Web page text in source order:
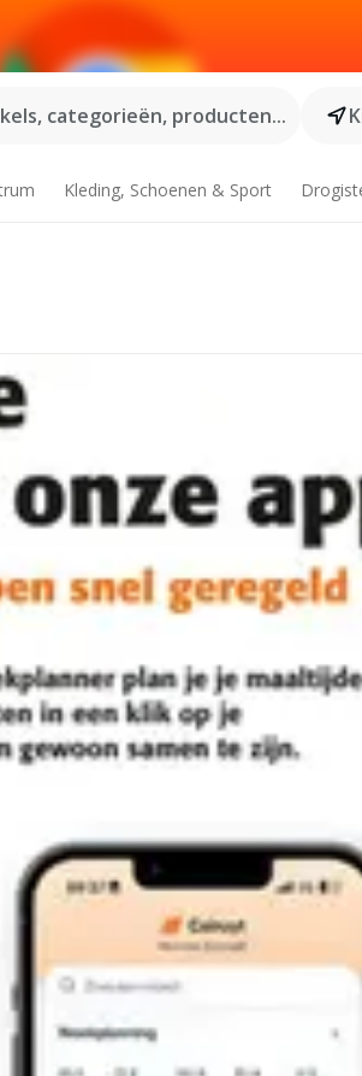
categorieën, producten...
Kleding, Schoenen & Sport